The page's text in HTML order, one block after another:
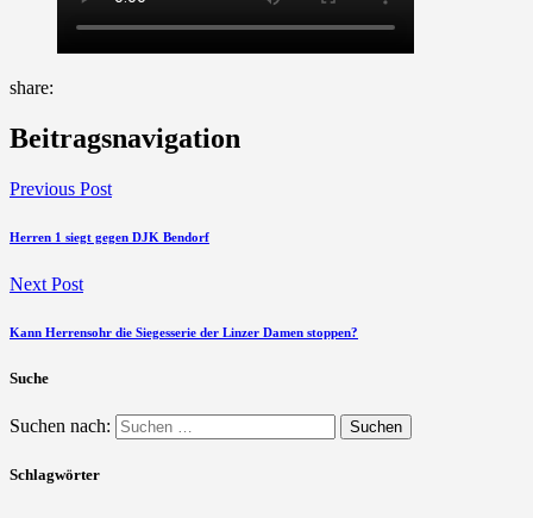
share:
Beitragsnavigation
Previous Post
Herren 1 siegt gegen DJK Bendorf
Next Post
Kann Herrensohr die Siegesserie der Linzer Damen stoppen?
Suche
Suchen nach:
Schlagwörter